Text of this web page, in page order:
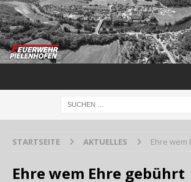
STARTSEITE AKTUELLES Ehre wem
Ehre wem Ehre gebührt